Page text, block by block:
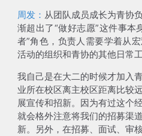
周发： 从团队成员成长为青协
渐超出了“做好志愿”这件事本
者”角色，负责人需要学着从
活动的组织和青协的其他日常工
我自己是在大二的时候才加入
业所在校区离主校区距离比较
展宣传和招新。因为有过这个
就会格外注意将我们的招募渠
新。另外， 在招募、面试、审